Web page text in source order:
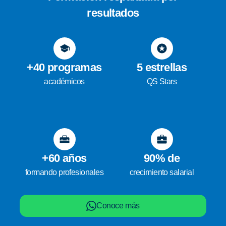
resultados
+40 programas
académicos
5 estrellas
QS Stars
+60 años
formando profesionales
90% de
crecimiento salarial
Conoce más